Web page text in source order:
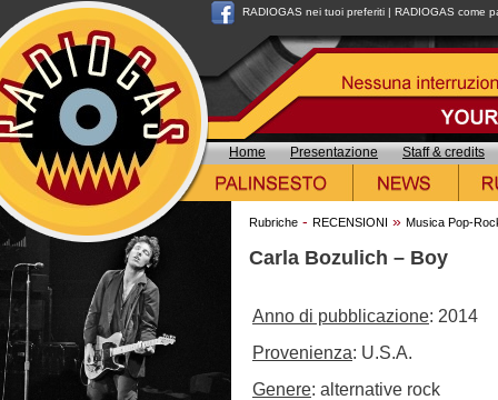
RADIOGAS nei tuoi preferiti | RADIOGAS come
Home Presentazione Staff & credits
Rubriche - RECENSIONI » Musica Pop-
Carla Bozulich – Boy
Anno di pubblicazione: 2014
Provenienza: U.S.A.
Genere: alternative rock